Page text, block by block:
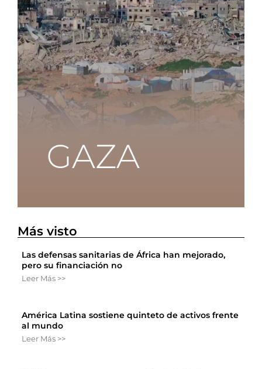
Más visto
Las defensas sanitarias de África han mejorado,
pero su financiación no
Leer Más >>
América Latina sostiene quinteto de activos frente
al mundo
Leer Más >>